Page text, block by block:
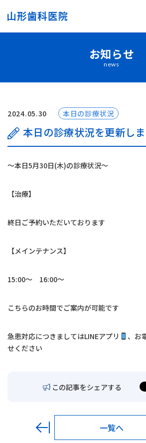
医師紹介
はじめての方へ
診療案内
よくあるご質問
お知らせ
交通アクセス
お問い合わせ
LINEでの予約・予約変更
お知らせ
news
2024.05.30 本日の診療状況
本日の診療状況を更新し
〜本日5月30日(木)の診療状況〜
【治療】
終日ご予約いただいております
【メインテナンス】
15:00〜 16:00〜
こちらのお時間でご案内が可能です
急患対応につきましてはLINEアプリ 、お
せください
この記事をシェアする
一覧へ